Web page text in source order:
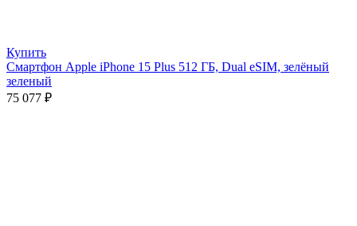
Купить
Смартфон Apple iPhone 15 Plus 512 ГБ, Dual eSIM, зелёный
зеленый
75 077 ₽